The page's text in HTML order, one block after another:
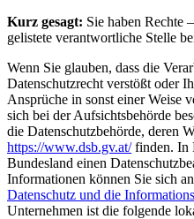
Kurz gesagt: Sie haben Rechte
gelistete verantwortliche Stelle
Wenn Sie glauben, dass die
Datenschutzrecht verstößt oder
Ansprüche in sonst einer Weise
sich bei der Aufsichtsbehörde
die Datenschutzbehörde, deren
https://www.dsb.gv.at/finden. In
Bundesland einen
Informationen können Sie sich
Datenschutz und die
Unternehmen ist die folgende